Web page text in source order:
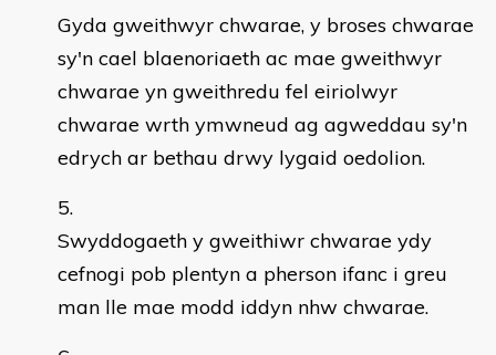
Gyda gweithwyr chwarae, y broses chwarae
sy'n cael blaenoriaeth ac mae gweithwyr
chwarae yn gweithredu fel eiriolwyr
chwarae wrth ymwneud ag agweddau sy'n
edrych ar bethau drwy lygaid oedolion.
Swyddogaeth y gweithiwr chwarae ydy
cefnogi pob plentyn a pherson ifanc i greu
man lle mae modd iddyn nhw chwarae.